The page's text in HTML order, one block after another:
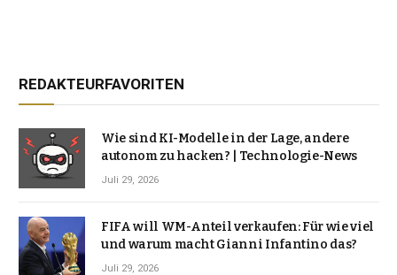
REDAKTEURFAVORITEN
Wie sind KI-Modelle in der Lage, andere
autonom zu hacken? | Technologie-News
Juli 29, 2026
FIFA will WM-Anteil verkaufen: Für wie viel
und warum macht Gianni Infantino das?
Juli 29, 2026